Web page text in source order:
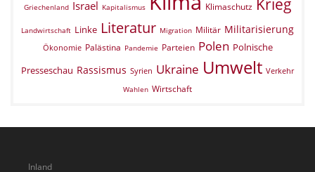
Griechenland Israel Kapitalismus Klimaschutz Krieg
Landwirtschaft Linke Literatur Migration Militär Militarisierung
Ökonomie Palästina Pandemie Parteien Polen Polnische
Presseschau Rassismus Syrien Ukraine Umwelt Verkehr
Wahlen Wirtschaft
Inland